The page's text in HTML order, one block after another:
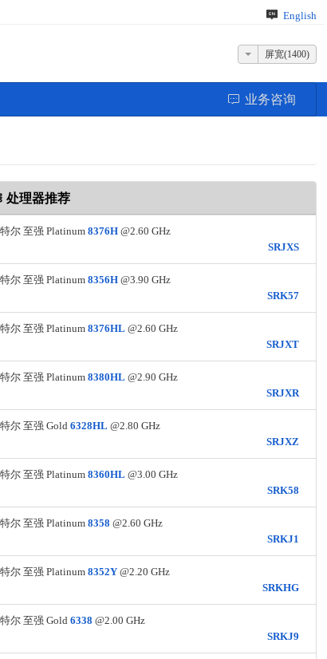
English
屏宽(1400)
业务咨询
处理器推荐
尔 至强 Platinum 8376H@2.60 GHz
SRJXS
尔 至强 Platinum 8356H@3.90 GHz
SRK57
尔 至强 Platinum 8376HL @2.60 GHz
SRJXT
尔 至强 Platinum 8380HL @2.90 GHz
SRJXR
尔 至强 Gold 6328HL @2.80 GHz
SRJXZ
尔 至强 Platinum 8360HL @3.00 GHz
SRK58
尔 至强 Platinum 8358 @2.60 GHz
SRKJ1
尔 至强 Platinum 8352Y@2.20 GHz
SRKHG
尔 至强 Gold 6338 @2.00 GHz
SRKJ9